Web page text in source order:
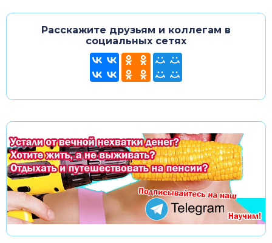
Расскажите друзьям и коллегам в
социальных сетях